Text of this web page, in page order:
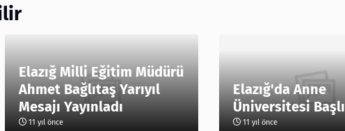
Elazığ Milli Eğitim Müdürü
Ahmet Bağlıtaş Yarıyıl
Mesajı Yayınladı
11 yıl önce
Elazığ'da Anne
Üniversitesi
11 yıl önce